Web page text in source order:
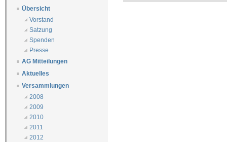
Übersicht
Vorstand
Satzung
Spenden
Presse
AG Mitteilungen
Aktuelles
Versammlungen
2008
2009
2010
2011
2012